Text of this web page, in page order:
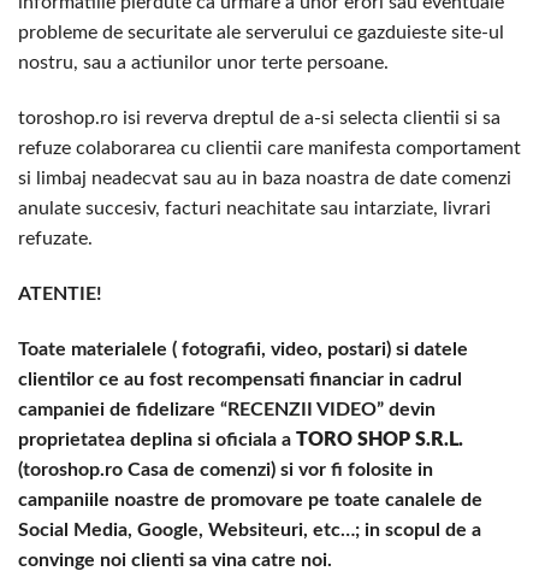
probleme de securitate ale serverului ce gazduieste site-ul
nostru, sau a actiunilor unor terte persoane.
toroshop.ro isi reverva dreptul de a-si selecta clientii si sa
refuze colaborarea cu clientii care manifesta comportament
si limbaj neadecvat sau au in baza noastra de date comenzi
anulate succesiv, facturi neachitate sau intarziate, livrari
refuzate.
ATENTIE!
Toate materialele ( fotografii, video, postari) si datele
clientilor ce au fost recompensati financiar in cadrul
campaniei de fidelizare “RECENZII VIDEO” devin
proprietatea deplina si oficiala a TORO SHOP S.R.L.
(toroshop.ro Casa de comenzi) si vor fi folosite in
campaniile noastre de promovare pe toate canalele de
Social Media, Google, Websiteuri, etc…; in scopul de a
convinge noi clienti sa vina catre noi.